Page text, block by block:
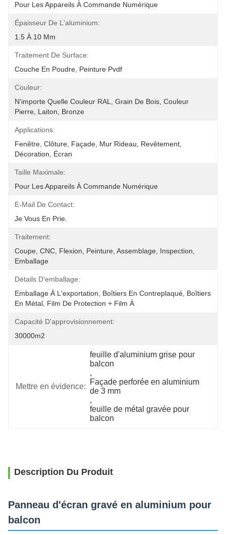
Pour Les Appareils À Commande Numérique
Épaisseur De L'aluminium:
1.5 À 10 Mm
Traitement De Surface:
Couche En Poudre, Peinture Pvdf
Couleur:
N'importe Quelle Couleur RAL, Grain De Bois, Couleur
Pierre, Laiton, Bronze
Applications:
Fenêtre, Clôture, Façade, Mur Rideau, Revêtement,
Décoration, Écran
Taille Maximale:
Pour Les Appareils À Commande Numérique
E-Mail De Contact:
Je Vous En Prie.
Traitement:
Coupe, CNC, Flexion, Peinture, Assemblage, Inspection,
Emballage
Détails D'emballage:
Emballage À L'exportation, Boîtiers En Contreplaqué, Boîtiers
En Métal, Film De Protection + Film À
Capacité D'approvisionnement:
30000m2
Mettre en évidence:
feuille d'aluminium grise pour
balcon
,
Façade perforée en aluminium
de 3 mm
,
feuille de métal gravée pour
balcon
Description Du Produit
Panneau d'écran gravé en aluminium pour
balcon